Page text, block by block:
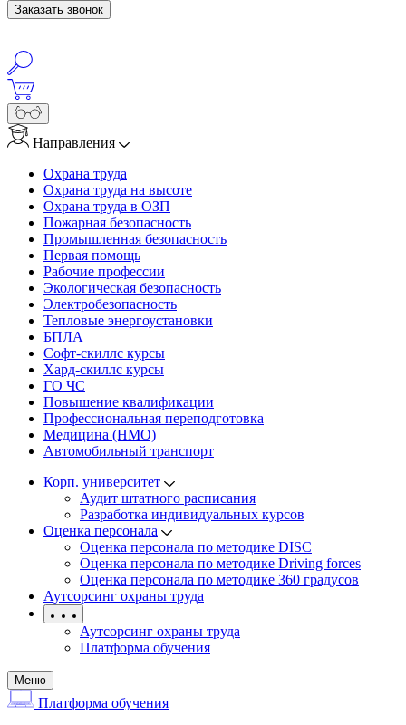
Заказать звонок
Направления
Охрана труда
Охрана труда на высоте
Охрана труда в ОЗП
Пожарная безопасность
Промышленная безопасность
Первая помощь
Рабочие профессии
Экологическая безопасность
Электробезопасность
Тепловые энергоустановки
БПЛА
Софт-скиллс курсы
Хард-скиллс курсы
ГО ЧС
Повышение квалификации
Профессиональная переподготовка
Медицина (НМО)
Автомобильный транспорт
Корп. университет
Аудит штатного расписания
Разработка индивидуальных курсов
Оценка персонала
Оценка персонала по методике DISC
Оценка персонала по методике Driving forces
Оценка персонала по методике 360 градусов
Аутсорсинг охраны труда
Аутсорсинг охраны труда
Платформа обучения
Меню
Платформа обучения